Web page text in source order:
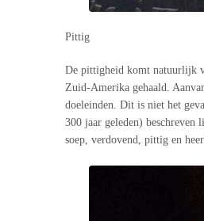
Pittig
De pittigheid komt natuurlijk
Zuid-Amerika gehaald.
doeleinden. Dit is niet het
300 jaar geleden) beschreven
soep, verdovend, pittig en